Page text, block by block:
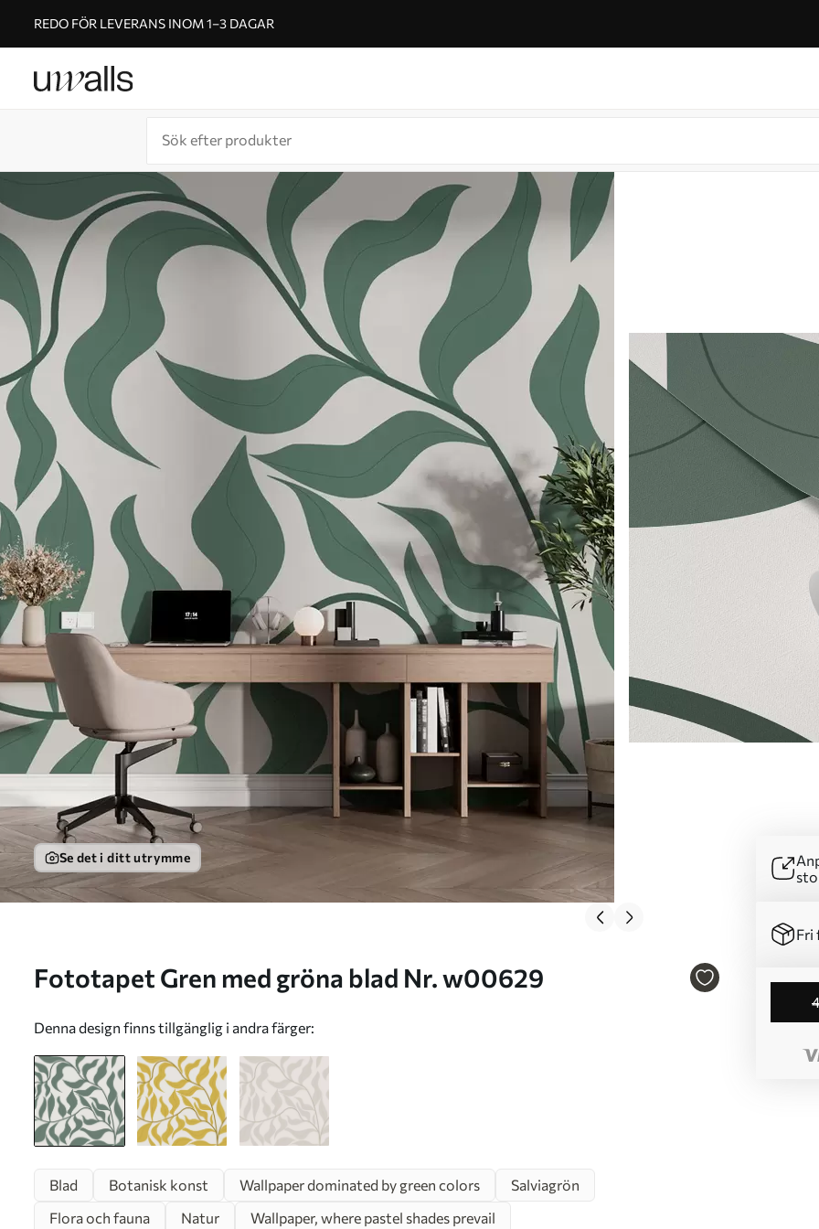
REDO FÖR LEVERANS INOM 1–3 DAGAR
Se det i ditt utrymme
Fototapet Gren med gröna blad Nr. w00629
Denna design finns tillgänglig i andra färger:
Fri
Blad Botanisk konst Wallpaper dominated by green colors
Salviagrön
Flora och fauna
Natur
Wallpaper, where pastel shades prevail